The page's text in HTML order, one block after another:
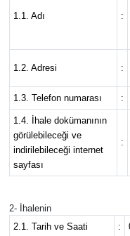
1.1. Adı :
1.2. Adresi :
1.3. Telefon numarası :
1.4. İhale dokümanının
görülebileceği ve
indirilebileceği internet
sayfası
:
2- İhalenin
2.1. Tarih ve Saati
:
RÖPORTAJ
VİDEO
RESMİ İLAN